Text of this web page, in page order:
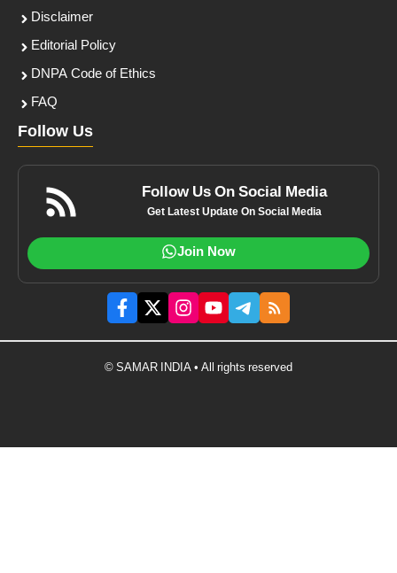
Disclaimer
Editorial Policy
DNPA Code of Ethics
FAQ
Follow Us
Follow Us On Social Media
Get Latest Update On Social Media
Join Now
© SAMAR INDIA • All rights reserved